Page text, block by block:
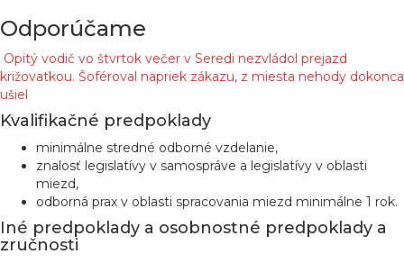
Odporúčame
Opitý vodič vo štvrtok večer v Seredi nezvládol prejazd
križovatkou. Šoféroval napriek zákazu, z miesta nehody dokonca
ušiel
Kvalifikačné predpoklady
minimálne stredné odborné vzdelanie,
znalosť legislatívy v samospráve a legislatívy v oblasti
miezd,
odborná prax v oblasti spracovania miezd minimálne 1 rok.
Iné predpoklady a osobnostné predpoklady a
zručnosti